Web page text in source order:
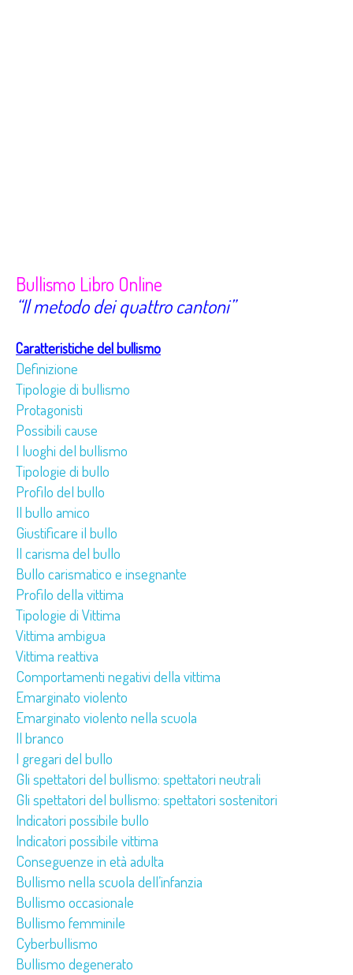
Bullismo Libro Online
“Il metodo dei quattro cantoni”
Caratteristiche del bullismo
Definizione
Tipologie di bullismo
Protagonisti
Possibili cause
I luoghi del bullismo
Tipologie di bullo
Profilo del bullo
Il bullo amico
Giustificare il bullo
Il carisma del bullo
Bullo carismatico e insegnante
Profilo della vittima
Tipologie di Vittima
Vittima ambigua
Vittima reattiva
Comportamenti negativi della vittima
Emarginato violento
Emarginato violento nella scuola
Il branco
I gregari del bullo
Gli spettatori del bullismo: spettatori neutrali
Gli spettatori del bullismo: spettatori sostenitori
Indicatori possibile bullo
Indicatori possibile vittima
Conseguenze in età adulta
Bullismo nella scuola dell’infanzia
Bullismo occasionale
Bullismo femminile
Cyberbullismo
Bullismo degenerato